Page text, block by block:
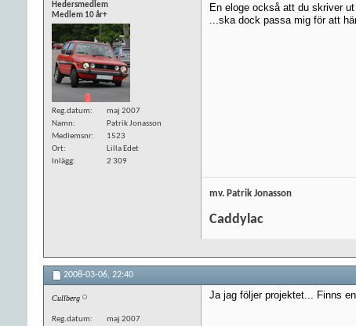
Hedersmedlem
Medlem 10 år+
Reg.datum
maj 2007
Namn
Patrik Jonasson
Medlemsnr
1523
Ort
Lilla Edet
Inlägg
2 309
En eloge också att du skriver
...ska dock passa mig för att
mv. Patrik Jonasson
Caddylac
2008-03-06, 22:40
Cullberg
Reg.datum
maj 2007
Ja jag följer projektet... Finns